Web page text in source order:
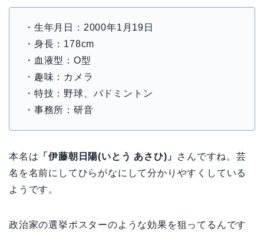
・生年月日：2000年1月19日
・身長：178cm
・血液型：O型
・趣味：カメラ
・特技：野球、バドミントン
・事務所：研音
本名は 「伊藤朝日陽(いとう あさひ)」
さんですね。芸
名を名前にしてひらがなにして分かりやすくしている
ようです。
政治家の選挙ポスターのような効果を狙ってるんです